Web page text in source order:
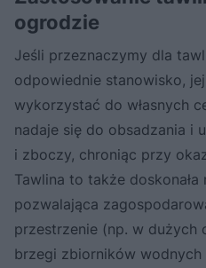
ogrodzie
Jeśli przeznaczymy dla
odpowiednie stanowisko,
wykorzystać do własnych
nadaje się do obsadzania i
i zboczy, chroniąc przy
Tawlina to także doskonała
pozwalająca
przestrzenie (np. w dużych
brzegi zbiorników wodnych